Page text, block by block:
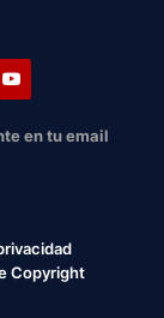
en tu email
Copyright